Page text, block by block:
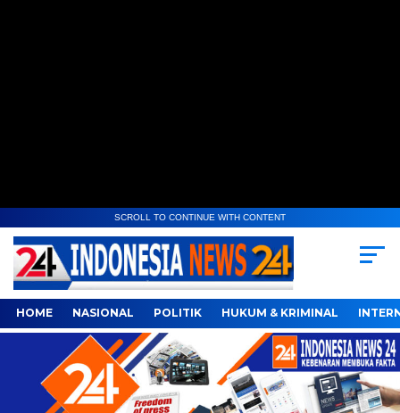
SCROLL TO CONTINUE WITH CONTENT
HOME NASIONAL POLITIK HUKUM & KRIMINAL